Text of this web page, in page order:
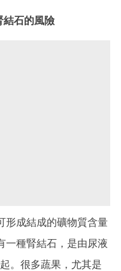
石的風險
形成結成的礦物質含量
一種腎結石，是由尿液
。很多蔬果，尤其是